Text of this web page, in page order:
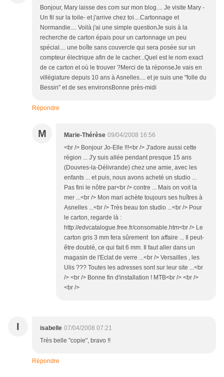
Bonjour, Mary laisse des com sur mon blog.... Je visite Mary -
Un fil sur la toile- et j'arrive chez toi....Cartonnage et
Normandie.... Voilà j'ai une simple questionJe suis à la
recherche de carton épais pour un cartonnage un peu
spécial.... une boîte sans couvercle qui sera posée sur un
compteur électrique afin de le cacher...Quel est le nom exact
de ce carton et où le trouver ?Merci de ta réponseJe vais en
villégiature depuis 10 ans à Asnelles.... et je suis une "folle du
Bessin" et de ses environsBonne près-midi
Répondre
M Marie-Thérèse 09/04/2008 16:56
<br /> Bonjour Jo-Elle !!!<br /> J'adore aussi cette
région ... J'y suis allée pendant presque 15 ans
(Douvres-la-Délivrande) chez une amie, avec les
enfants ... et puis, nous avons acheté un studio ...
Pas fini le nôtre par<br /> contre ... Mais on voit la
mer ...<br /> Mon mari achète toujours ses huîtres à
Asnelles ...<br /> Très beau ton studio ...<br /> Pour
le carton, regarde là :
http://edvcatalogue.free.fr/consomable.htm<br /> Le
carton gris 3 mm fera sûrement ton affaire ... Il peut-
être doublé, ce qui fait 6 mm. Il faut aller dans un
magasin de l'Eclat de verre ...<br /> Versailles , les
Ulis ??? Toutes les adresses sont sur leur site ...<br
/> <br /> Bonne fin d'installation ! MTB<br /> <br />
<br />
I isabelle 07/04/2008 07:21
Très belle "copie", bravo !!
Répondre